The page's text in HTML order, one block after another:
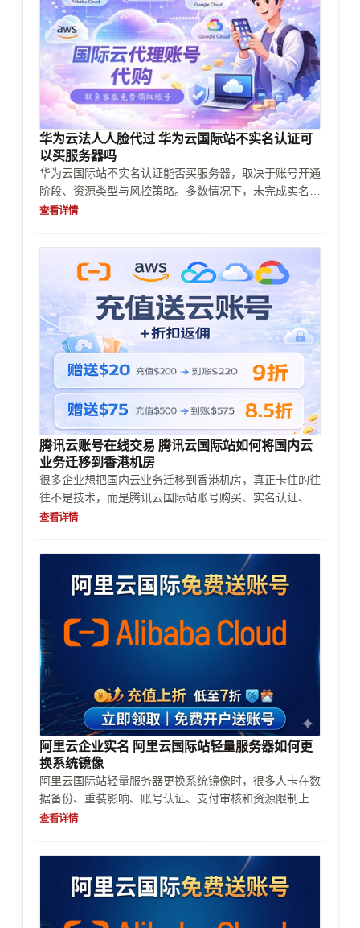
华为云法人人脸代过 华为云国际站不实名认证可
以买服务器吗
华为云国际站不实名认证能否买服务器，取决于账号开通
阶段、资源类型与风控策略。多数情况下，未完成实名认
证/企业认证会在下单、支付或资源开通环节被拦截，甚
买、认证、充值续费、支付方式、风控审核与成本控制的
可执行路径，避免踩坑。
查看详情
腾讯云账号在线交易 腾讯云国际站如何将国内云
业务迁移到香港机房
很多企业想把国内云业务迁移到香港机房，真正卡住的往
往不是技术，而是腾讯云国际站账号购买、实名认证、企
业认证、充值续费、支付审核和资源申请。本文结合实际
助你判断是否适合迁移、如何准备资料、怎样控制成本并
查看详情
阿里云企业实名 阿里云国际站轻量服务器如何更
换系统镜像
阿里云国际站轻量服务器更换系统镜像时，很多人卡在数
据备份、重装影响、账号认证、支付审核和资源限制上。
本文按实际操作流程说明如何更换系统镜像，并结合购
查看详情